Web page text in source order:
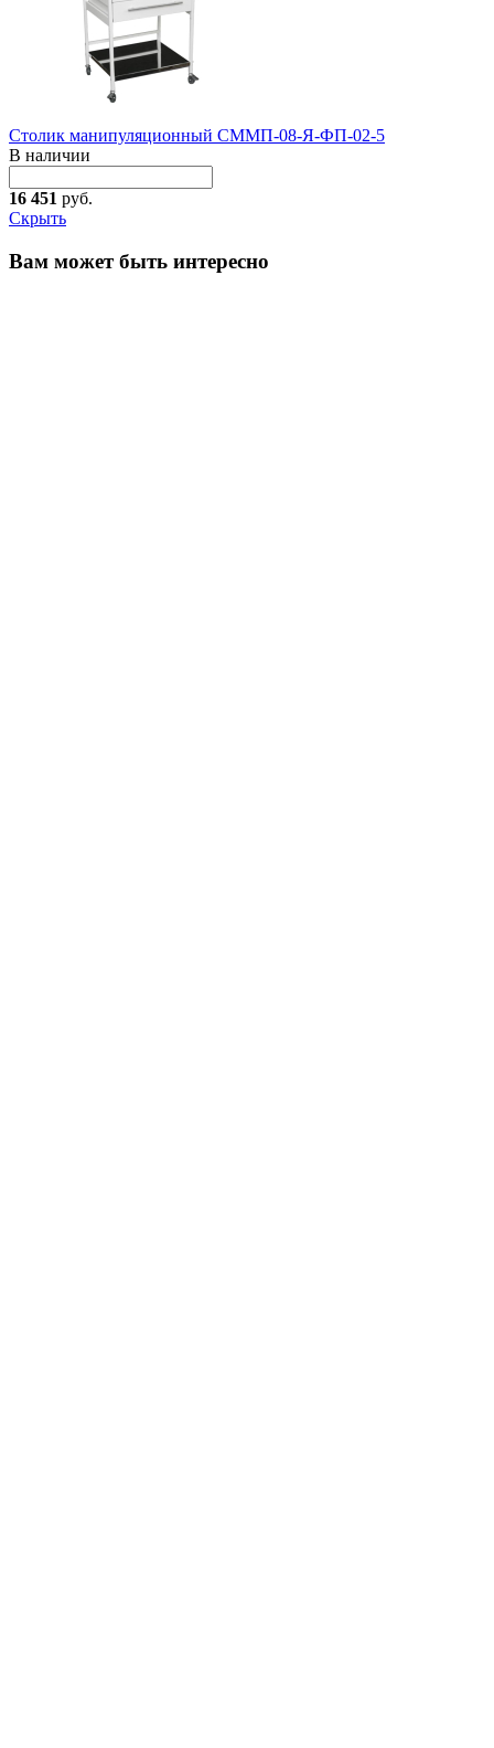
Столик манипуляционный СММП-08-Я-ФП-02-5
В наличии
16 451 руб.
Скрыть
Вам может быть интересно